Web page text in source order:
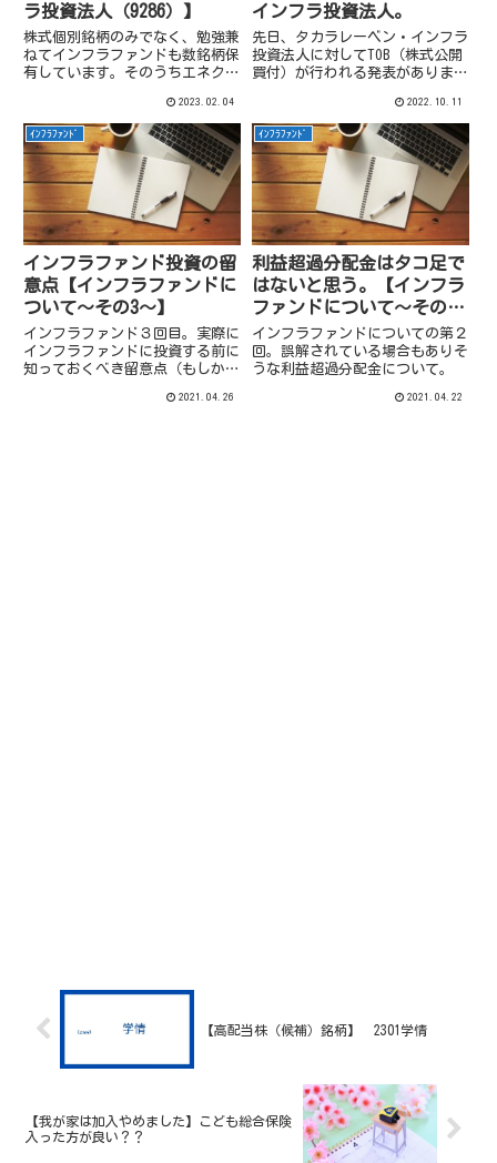
ラ投資法人（9286）】
株式個別銘柄のみでなく、勉強兼
ねてインフラファンドも数銘柄保
有しています。そのうちエネク
11月決算ということで、先月1月
にいろいろ動きがありましたので
整理しておきたいと思います。
2023.02.04
インフラ投資法人。
先日、タカラレーベン・インフラ
投資法人に対してTOB（株式公開
買付）が行われる発表がありまし
2022.10.11
ｲﾝﾌﾗﾌｧﾝﾄﾞ
インフラファンド投資の留
意点【インフラファンドに
ついて～その3～】
インフラファンド３回目。実際に
インフラファンドに投資する前に
知っておくべき留意点（もしかし
2021.04.26
ｲﾝﾌﾗﾌｧﾝﾄﾞ
利益超過分配金はタコ足で
はないと思う。【インフラ
ファンドについて～その２
～】
インフラファンドについての第２
回。誤解されている場合もありそ
うな利益超過分配金について。
2021.04.22
【高配当株（候補）銘柄】 2301学情
【我が家は加入やめました】こども総合保険
入った方が良い？？